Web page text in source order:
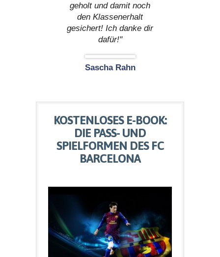
geholt und damit noch
den Klassenerhalt
gesichert! Ich danke dir
dafür!"
Sascha Rahn
KOSTENLOSES E-BOOK:
DIE PASS- UND
SPIELFORMEN DES FC
BARCELONA